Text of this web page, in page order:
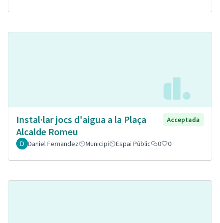
Instal·lar jocs d'aigua a la Plaça
Alcalde Romeu
Acceptada
Daniel Fernandez Municipi Espai Públic 0 0